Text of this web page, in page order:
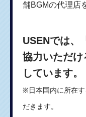
舗BGMの代理店
USENでは、
協力いただ
しています。
※日本国内に所在す
だきます。